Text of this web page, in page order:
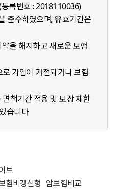
록번호 : 2018110036)
준수하였으며, 유효기간은
을 해지하고 새로운 보험
가입이 거절되거나 보험
책기간 적용 및 보장 제한
습니다
트
험비갱신형 암보험비교